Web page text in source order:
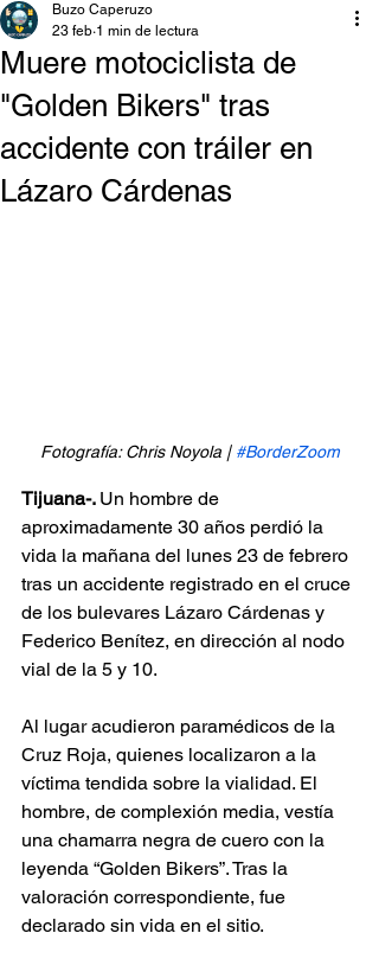
Muere motociclista de
"Golden Bikers" tras
accidente con tráiler en
Lázaro Cárdenas
Buzo Caperuzo
23 feb 1 min de lectura
Fotografía: Chris Noyola | #BorderZoom
Tijuana-. Un hombre de
aproximadamente 30 años perdió la
vida la mañana del lunes 23 de febrero
tras un accidente registrado en el cruce
de los bulevares Lázaro Cárdenas y
Federico Benítez, en dirección al nodo
vial de la 5 y 10.
Al lugar acudieron paramédicos de la
Cruz Roja, quienes localizaron a la
víctima tendida sobre la vialidad. El
hombre, de complexión media, vestía
una chamarra negra de cuero con la
leyenda “Golden Bikers”. Tras la
valoración correspondiente, fue
declarado sin vida en el sitio.